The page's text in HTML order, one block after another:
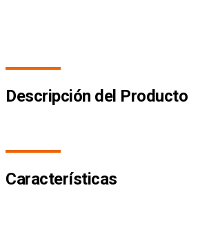
Descripción del Producto
Características